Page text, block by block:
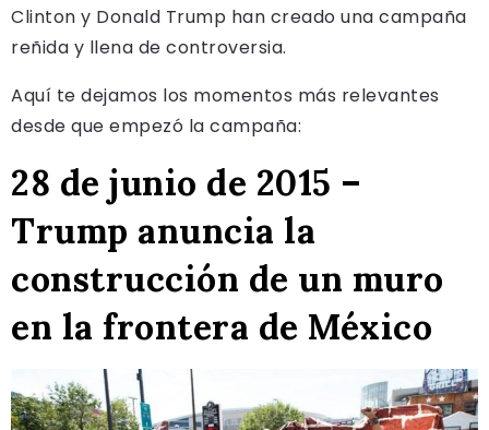
Clinton y Donald Trump han creado una campaña
reñida y llena de controversia.
Aquí te dejamos los momentos más relevantes
desde que empezó la campaña:
28 de junio de 2015 –
Trump anuncia la
construcción de un muro
en la frontera de México